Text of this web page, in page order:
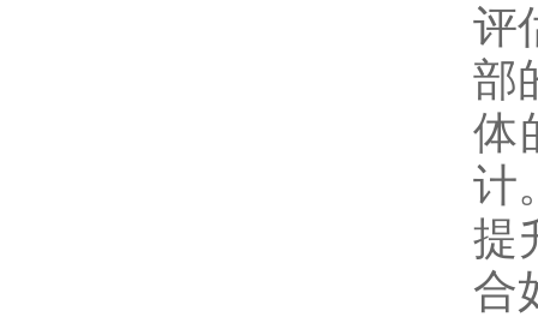
评
部
体
计
提
合